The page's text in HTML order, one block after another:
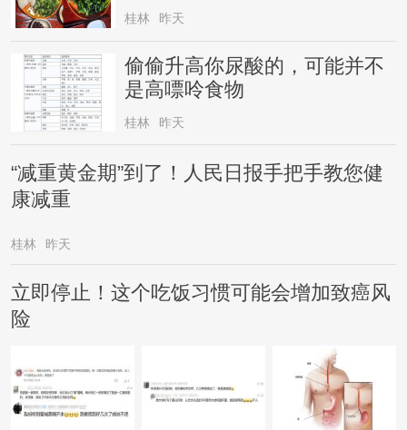
桂林 昨天
偷偷升高你尿酸的，可能并不
是高嘌呤食物
桂林 昨天
“减重黄金期”到了！人民日报手把手教您健
康减重
桂林 昨天
立即停止！这个吃饭习惯可能会增加致癌风
险